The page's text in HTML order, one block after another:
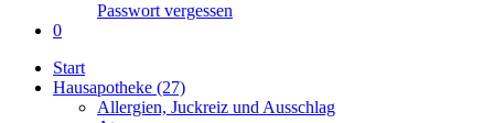
Passwort vergessen
0
Start
Hausapotheke (27)
Allergien, Juckreiz und Ausschlag